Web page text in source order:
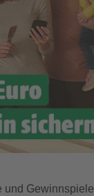
und Gewinnspiele